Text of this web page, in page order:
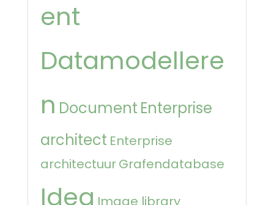
ent
Datamodellere
n Document Enterprise
architect Enterprise
architectuurGrafendatabase
Idea Image library